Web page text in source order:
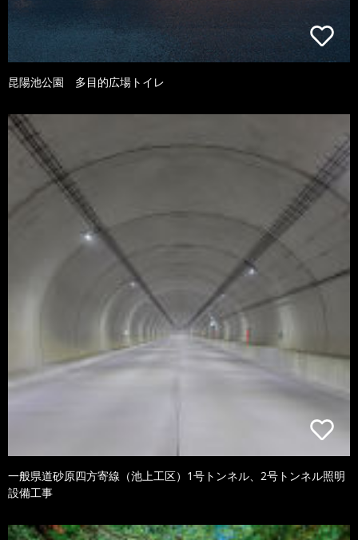
昆陽池公園 多目的広場トイレ
一般県道砂原四方寄線（池上工区）1号トンネル、2号トンネル照明
設備工事